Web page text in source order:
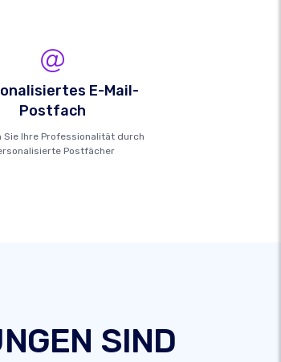
E-Mail-
Postfach
Sie Ihre Professionalität durch
Postfächer
SIND